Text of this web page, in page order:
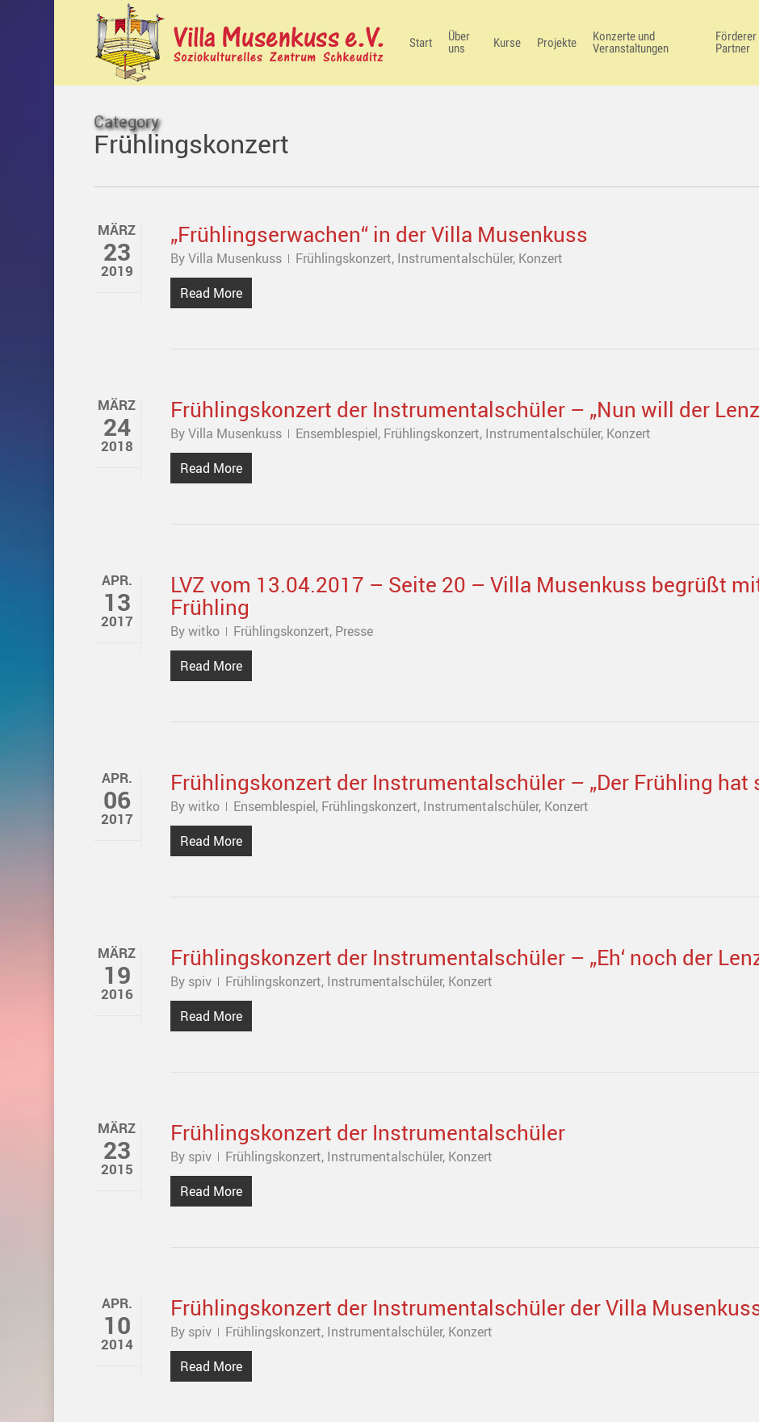
Start
Über
uns
Kurse Projekte
Konzerte und
Veranstaltungen
Förderer
Partner
Category
Frühlingskonzert
MÄRZ
23
2019
„Frühlingserwachen“ in der Villa Musenkuss
By Villa Musenkuss Frühlingskonzert, Instrumentalschüler, Konzert
Read More
MÄRZ
24
2018
Frühlingskonzert der Instrumentalschüler – „Nun will der
By Villa Musenkuss Ensemblespiel, Frühlingskonzert, Instrumentalschüler, Konzert
Read More
APR.
13
2017
LVZ vom 13.04.2017 – Seite 20 – Villa Musenkuss begrüßt
Frühling
By witko Frühlingskonzert, Presse
Read More
APR.
06
2017
Frühlingskonzert der Instrumentalschüler – „Der Frühling hat
By witko Ensemblespiel, Frühlingskonzert, Instrumentalschüler, Konzert
Read More
MÄRZ
19
2016
Frühlingskonzert der Instrumentalschüler – „Eh‘ noch der
By spiv Frühlingskonzert, Instrumentalschüler, Konzert
Read More
MÄRZ
23
2015
Frühlingskonzert der Instrumentalschüler
By spiv Frühlingskonzert, Instrumentalschüler, Konzert
Read More
APR.
10
2014
Frühlingskonzert der Instrumentalschüler der Villa
By spiv Frühlingskonzert, Instrumentalschüler, Konzert
Read More